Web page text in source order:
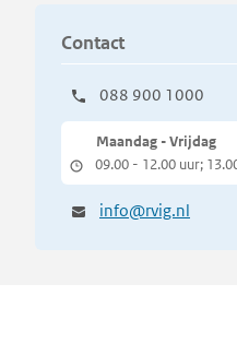
Contact
088 900 1000
Maandag - Vrijdag
09.00 - 12.00 uur;
info@rvig.nl